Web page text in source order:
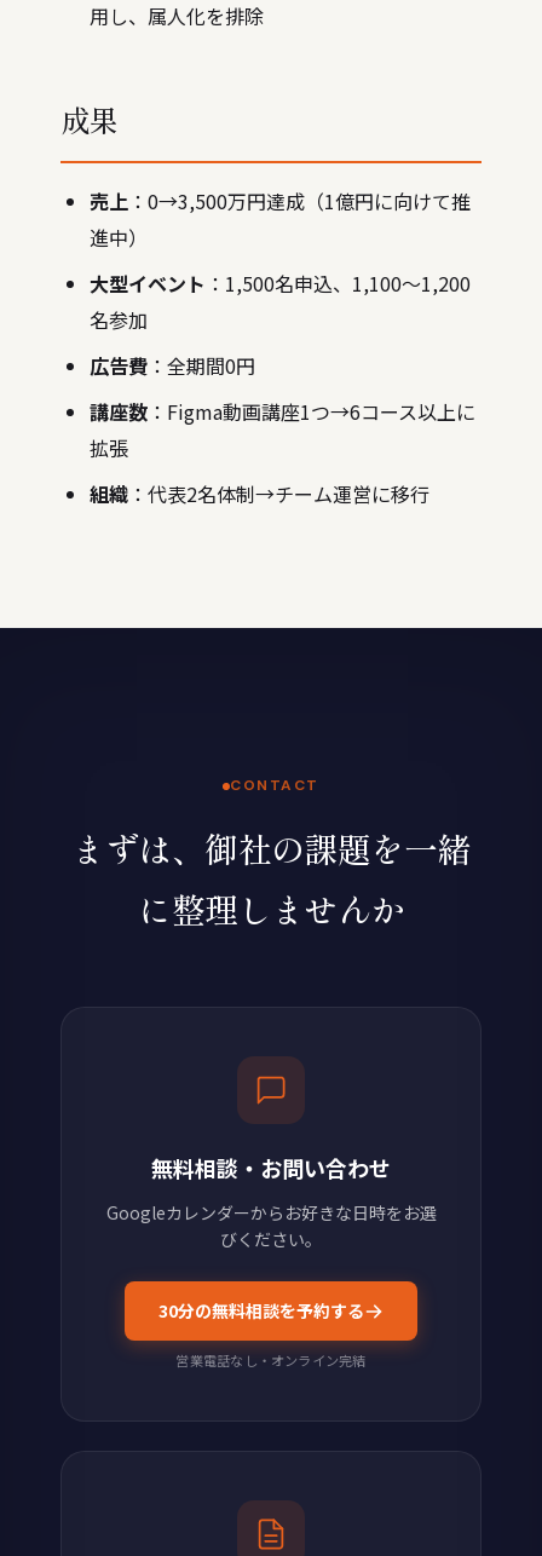
用し、属人化を排除
成果
売上 ：0→3,500万円達成（1億円に向けて推
進中）
大型イベント ：1,500名申込、1,100〜1,200
名参加
広告費 ：全期間0円
講座数 ：Figma動画講座1つ→6コース以上に
拡張
組織 ：代表2名体制→チーム運営に移行
CONTACT
まずは、御社の課題を一緒
に整理しませんか
無料相談・お問い合わせ
Googleカレンダーからお好きな日時をお選
びください。
30分の無料相談を予約する
営業電話なし・オンライン完結